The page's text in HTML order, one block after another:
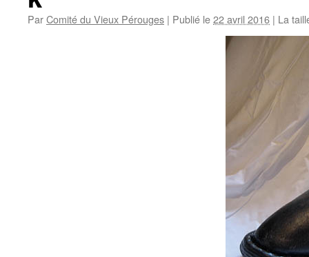
ParComité du Vieux Pérouges | Publié le22 avril 2016 | La